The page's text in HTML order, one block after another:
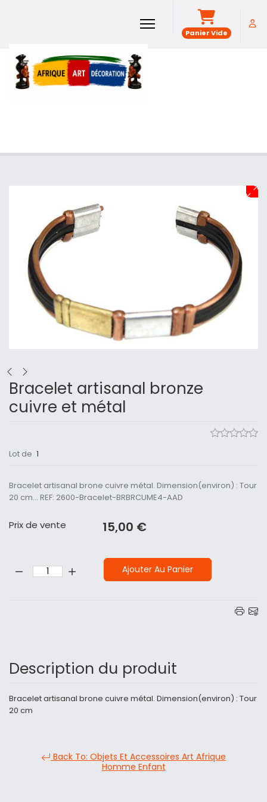
Panier Vide
Bracelet artisanal bronze
cuivre et métal
Lot de 1
Bracelet artisanal brone cuivre métal. Dimension(environ) : Tour
20 cm... REF: 2600-Bracelet-BRBRCUME4-AAD
Prix ​​de vente 15,00 €
Ajouter Au Panier
Description du produit
Bracelet artisanal brone cuivre métal. Dimension(environ) : Tour
20 cm
Back To: Objets Et Accessoires Art Afrique
Homme Enfant